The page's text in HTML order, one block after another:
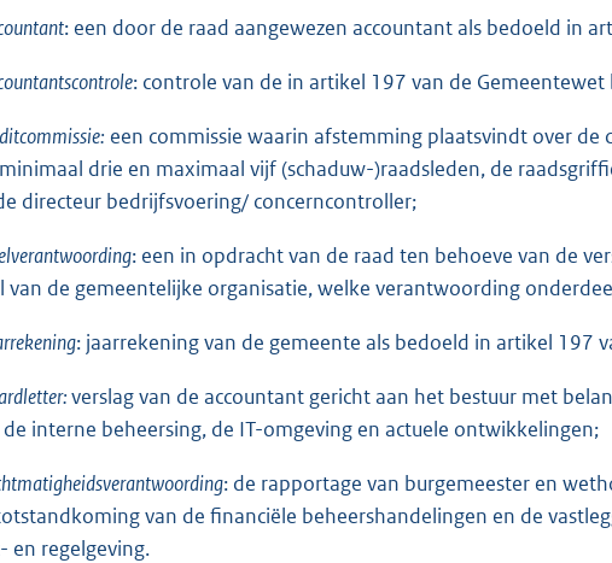
: een door de raad aangewezen accountant als bedoeld in
: controle van de in artikel 197 van de
een commissie waarin afstemming plaatsvindt over
drie en maximaal vijf (schaduw-)raadsleden, de
directeur bedrijfsvoering/ concerncontroller;
: een in opdracht van de raad ten behoeve van de
van de gemeentelijke organisatie, welke verantwoording
: jaarrekening van de gemeente als bedoeld in artikel 197
verslag van de accountant gericht aan het bestuur met
interne beheersing, de IT-omgeving en actuele ontwikkelingen;
: de rapportage van burgemeester en
van de financiële beheershandelingen en de
en regelgeving.